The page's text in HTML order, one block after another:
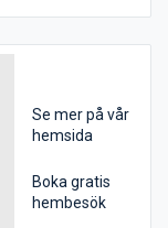
Se mer på vår
hemsida
Boka gratis
hembesök